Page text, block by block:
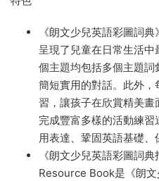
《朗文少兒英語彩圖詞
呈現了兒童在日常生活
個主題均包括多個主題詞
簡短實用的對話。此外
習，讓孩子在欣賞精美
完成豐富多樣的活動練
用表達、鞏固英語基礎、
《朗文少兒英語彩圖詞
Resource Book是《朗